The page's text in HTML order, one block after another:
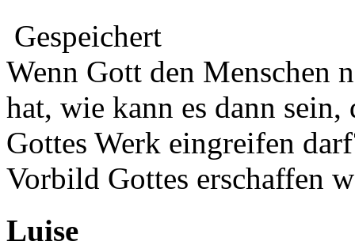
Gespeichert
Wenn Gott den Menschen
hat, wie kann es dann
Gottes Werk eingreifen
Vorbild Gottes erschaffen
Luise